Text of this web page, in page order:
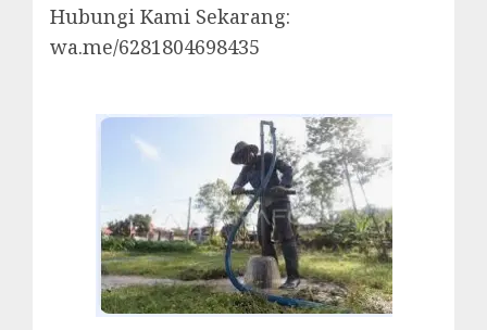
Hubungi Kami Sekarang:
wa.me/6281804698435